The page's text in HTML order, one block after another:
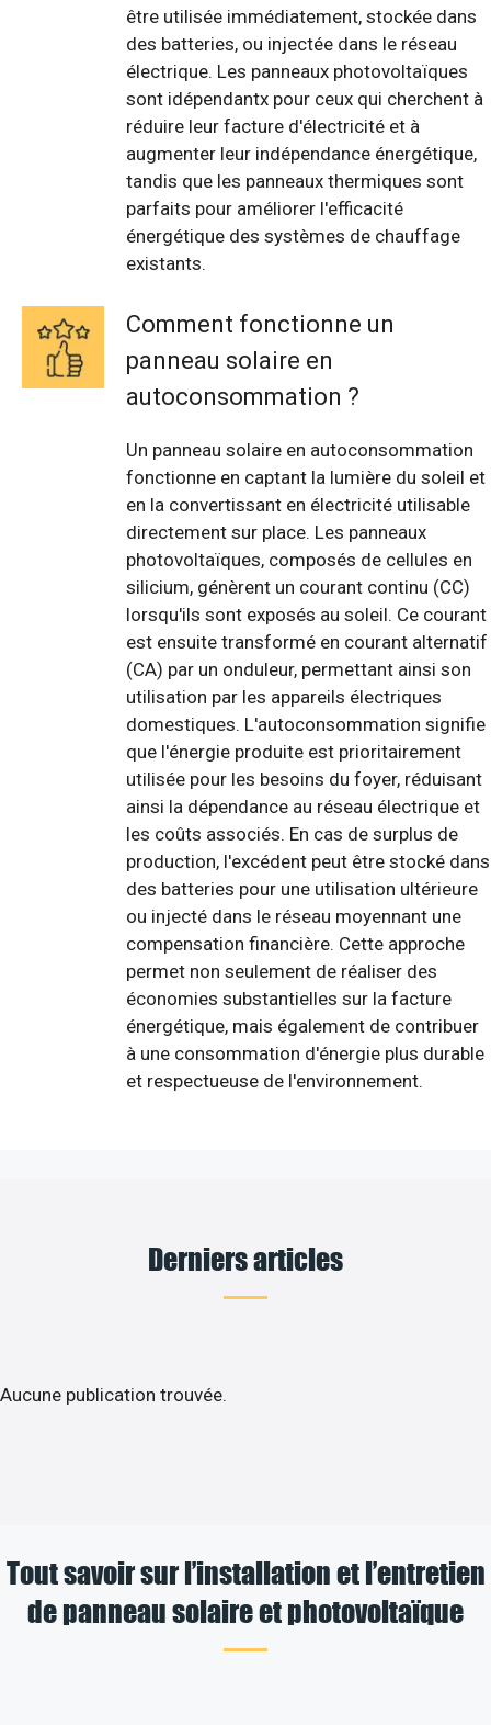
être utilisée immédiatement, stockée dans
des batteries, ou injectée dans le réseau
électrique. Les panneaux photovoltaïques
sont idépendantx pour ceux qui cherchent à
réduire leur facture d'électricité et à
augmenter leur indépendance énergétique,
tandis que les panneaux thermiques sont
parfaits pour améliorer l'efficacité
énergétique des systèmes de chauffage
existants.
Comment fonctionne un
panneau solaire en
autoconsommation ?
Un panneau solaire en autoconsommation
fonctionne en captant la lumière du soleil et
en la convertissant en électricité utilisable
directement sur place. Les panneaux
photovoltaïques, composés de cellules en
silicium, génèrent un courant continu (CC)
lorsqu'ils sont exposés au soleil. Ce courant
est ensuite transformé en courant alternatif
(CA) par un onduleur, permettant ainsi son
utilisation par les appareils électriques
domestiques. L'autoconsommation signifie
que l'énergie produite est prioritairement
utilisée pour les besoins du foyer, réduisant
ainsi la dépendance au réseau électrique et
les coûts associés. En cas de surplus de
production, l'excédent peut être stocké dans
des batteries pour une utilisation ultérieure
ou injecté dans le réseau moyennant une
compensation financière. Cette approche
permet non seulement de réaliser des
économies substantielles sur la facture
énergétique, mais également de contribuer
à une consommation d'énergie plus durable
et respectueuse de l'environnement.
Derniers articles
Aucune publication trouvée.
Tout savoir sur l’installation et l’entretien
de panneau solaire et photovoltaïque